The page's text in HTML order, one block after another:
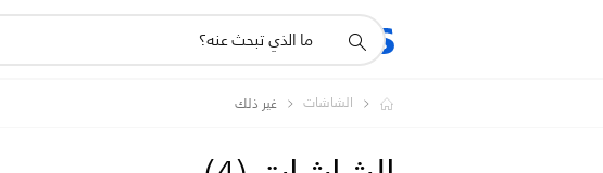
المنتجات
أيقونة
دعم
الشاشات غير ذلك